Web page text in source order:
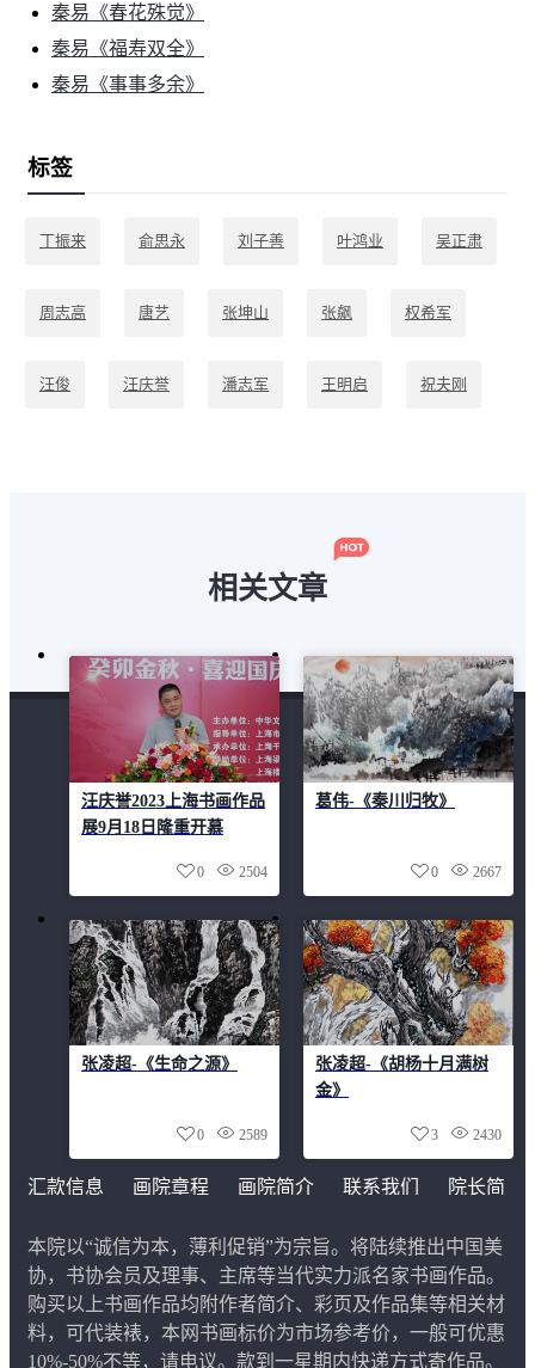
秦易《春花殊觉》
秦易《福寿双全》
秦易《事事多余》
标签
丁振来 俞思永 刘子善 叶鸿业 吴正肃
周志高 唐艺 张坤山 张飙 权希军
汪俊 汪庆誉 潘志军 王明启 祝夫刚
相关文章
汪庆誉2023上海书画作品
展9月18日隆重开慕
2504
0
葛伟-《秦川归牧》
2667
0
张凌超-《生命之源》
2589
0
张凌超-《胡杨十月满树
金》
2430
3
汇款信息 画院章程 画院简介 联系我们
院长简
本院以“诚信为本，薄利促销”为宗旨。将陆续推出中国美
协，书协会员及理事、主席等当代实力派名家书画作品。
购买以上书画作品均附作者简介、彩页及作品集等相关材
料，可代装裱，本网书画标价为市场参考价，一般可优惠
10%-50%不等，请电议。款到一星期内快递方式寄作品。